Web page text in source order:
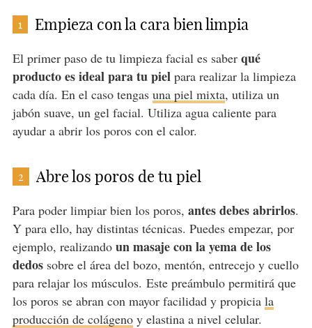
1 Empieza con la cara bien limpia
El primer paso de tu limpieza facial es saber qué
producto es ideal para tu pielpara realizar la limpieza
cada día. En el caso tengas una piel mixta, utiliza un
jabón suave, un gel facial. Utiliza agua caliente para
ayudar a abrir los poros con el calor.
2 Abre los poros de tu piel
Para poder limpiar bien los poros, antes debes abrirlos.
Y para ello, hay distintas técnicas. Puedes empezar, por
ejemplo, realizandoun masaje con la yema de los
dedossobre el área del bozo, mentón, entrecejo y cuello
para relajar los músculos. Este preámbulo permitirá que
los poros se abran con mayor facilidad y propicia la
producción de colágenoy elastina a nivel celular.